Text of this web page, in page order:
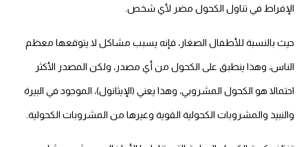
الإفراط في تناول الكحول مضر لأي شخص.
حيث بالنسبة للأطفال الصغار، فإنه يسبب مشاكل لا يتوقعها معظم
الناس، وهذا ينطبق على الكحول من أي مصدر، ولكن المصدر الأكثر
احتمالا هو الكحول المشروبي، وهذا يعني (الإيثانول)، الموجود في البيرة
والنبيذ والمشروبات الكحولية القوية وغيرها من المشروبات الكحولية.